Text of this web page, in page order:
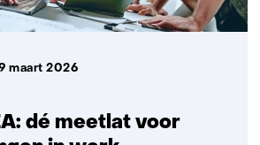
dé meetlat voor
maart 2026